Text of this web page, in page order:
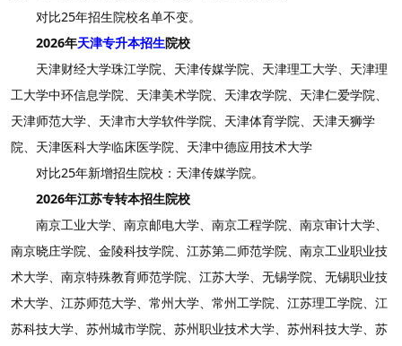
对比25年招生院校名单不变。
2026年天津专升本招生院校
天津财经大学珠江学院、天津传媒学院、天津理工大学、天津理
工大学中环信息学院、天津美术学院、天津农学院、天津仁爱学院、
天津师范大学、天津市大学软件学院、天津体育学院、天津天狮学
院、天津医科大学临床医学院、天津中德应用技术大学
对比25年新增招生院校：天津传媒学院。
2026年江苏专转本招生院校
南京工业大学、南京邮电大学、南京工程学院、南京审计大学、
南京晓庄学院、金陵科技学院、江苏第二师范学院、南京工业职业技
术大学、南京特殊教育师范学院、江苏大学、无锡学院、无锡职业技
术大学、江苏师范大学、常州大学、常州工学院、江苏理工学院、江
苏科技大学、苏州城市学院、苏州职业技术大学、苏州科技大学、苏